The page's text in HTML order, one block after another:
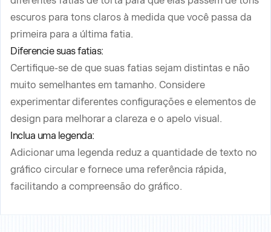
escuros para tons claros à medida que você passa da
primeira para a última fatia.
Diferencie suas fatias:
Certifique-se de que suas fatias sejam distintas e não
muito semelhantes em tamanho. Considere
experimentar diferentes configurações e elementos de
design para melhorar a clareza e o apelo visual.
Inclua uma legenda:
Adicionar uma legenda reduz a quantidade de texto no
gráfico circular e fornece uma referência rápida,
facilitando a compreensão do gráfico.